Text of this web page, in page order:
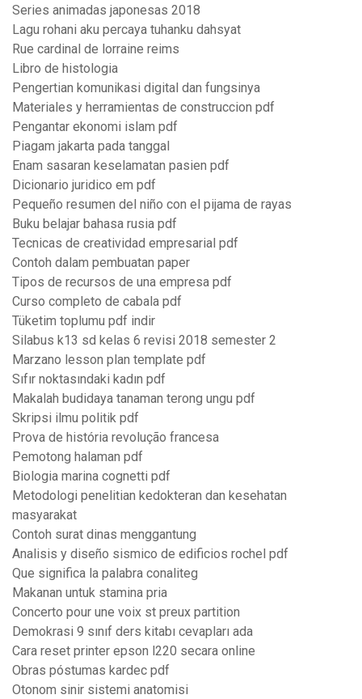
Series animadas japonesas 2018
Lagu rohani aku percaya tuhanku dahsyat
Rue cardinal de lorraine reims
Libro de histologia
Pengertian komunikasi digital dan fungsinya
Materiales y herramientas de construccion pdf
Pengantar ekonomi islam pdf
Piagam jakarta pada tanggal
Enam sasaran keselamatan pasien pdf
Dicionario juridico em pdf
Pequeño resumen del niño con el pijama de rayas
Buku belajar bahasa rusia pdf
Tecnicas de creatividad empresarial pdf
Contoh dalam pembuatan paper
Tipos de recursos de una empresa pdf
Curso completo de cabala pdf
Tüketim toplumu pdf indir
Silabus k13 sd kelas 6 revisi 2018 semester 2
Marzano lesson plan template pdf
Sıfır noktasındaki kadın pdf
Makalah budidaya tanaman terong ungu pdf
Skripsi ilmu politik pdf
Prova de história revolução francesa
Pemotong halaman pdf
Biologia marina cognetti pdf
Metodologi penelitian kedokteran dan kesehatan
masyarakat
Contoh surat dinas menggantung
Analisis y diseño sismico de edificios rochel pdf
Que significa la palabra conaliteg
Makanan untuk stamina pria
Concerto pour une voix st preux partition
Demokrasi 9 sınıf ders kitabı cevapları ada
Cara reset printer epson l220 secara online
Obras póstumas kardec pdf
Otonom sinir sistemi anatomisi